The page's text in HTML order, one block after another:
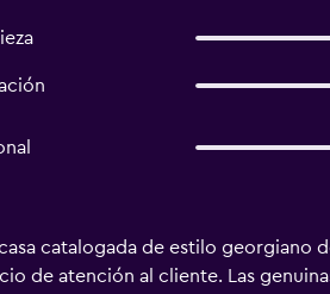
casa catalogada de estilo georgiano
de atención al cliente. Las